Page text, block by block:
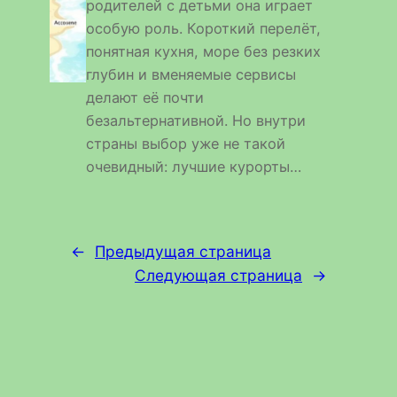
родителей с детьми она играет
особую роль. Короткий перелёт,
понятная кухня, море без резких
глубин и вменяемые сервисы
делают её почти
безальтернативной. Но внутри
страны выбор уже не такой
очевидный: лучшие курорты…
←
Предыдущая страница
Следующая страница
→